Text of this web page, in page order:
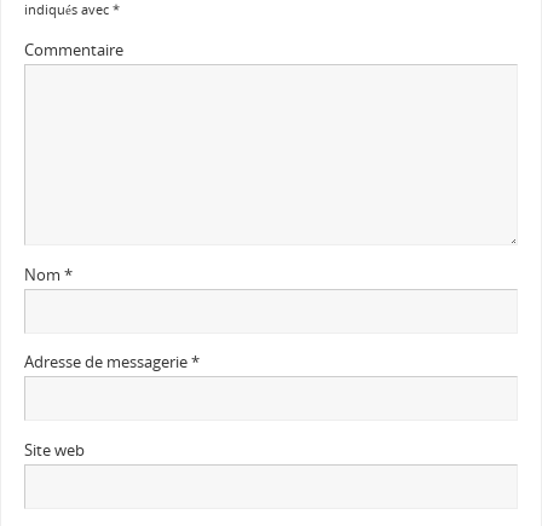
indiqués avec *
Commentaire
Nom *
Adresse de messagerie*
Site web